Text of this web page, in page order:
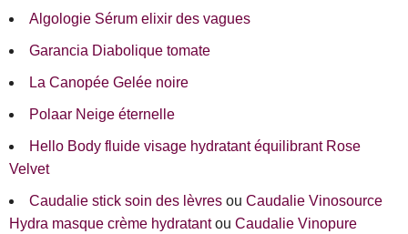
Algologie Sérum elixir des vagues
Garancia Diabolique tomate
La Canopée Gelée noire
Polaar Neige éternelle
Hello Body fluide visage hydratant équilibrant Rose
Velvet
Caudalie stick soin des lèvres ou Caudalie Vinosource
Hydra masque crème hydratantou Caudalie Vinopure